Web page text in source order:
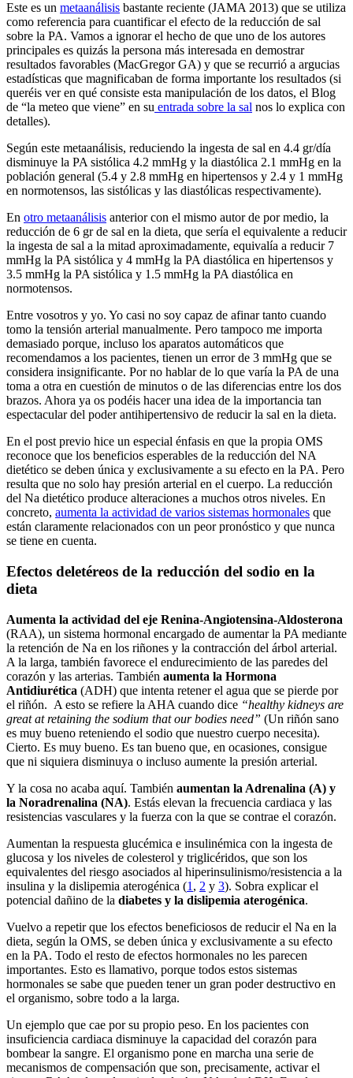
Este es un metaanálisis bastante reciente (JAMA 2013) que se utiliza
como referencia para cuantificar el efecto de la reducción de sal
sobre la PA. Vamos a ignorar el hecho de que uno de los autores
principales es quizás la persona más interesada en demostrar
resultados favorables (MacGregor GA) y que se recurrió a argucias
estadísticas que magnificaban de forma importante los resultados (si
queréis ver en qué consiste esta manipulación de los datos, el Blog
de “la meteo que viene” en su entrada sobre la sal nos lo explica con
detalles).
Según este metaanálisis, reduciendo la ingesta de sal en 4.4 gr/día
disminuye la PA sistólica 4.2 mmHg y la diastólica 2.1 mmHg en la
población general (5.4 y 2.8 mmHg en hipertensos y 2.4 y 1 mmHg
en normotensos, las sistólicas y las diastólicas respectivamente).
En otro metaanálisis anterior con el mismo autor de por medio, la
reducción de 6 gr de sal en la dieta, que sería el equivalente a reducir
la ingesta de sal a la mitad aproximadamente, equivalía a reducir 7
mmHg la PA sistólica y 4 mmHg la PA diastólica en hipertensos y
3.5 mmHg la PA sistólica y 1.5 mmHg la PA diastólica en
normotensos.
Entre vosotros y yo. Yo casi no soy capaz de afinar tanto cuando
tomo la tensión arterial manualmente. Pero tampoco me importa
demasiado porque, incluso los aparatos automáticos que
recomendamos a los pacientes, tienen un error de 3 mmHg que se
considera insignificante. Por no hablar de lo que varía la PA de una
toma a otra en cuestión de minutos o de las diferencias entre los dos
brazos. Ahora ya os podéis hacer una idea de la importancia tan
espectacular del poder antihipertensivo de reducir la sal en la dieta.
En el post previo hice un especial énfasis en que la propia OMS
reconoce que los beneficios esperables de la reducción del NA
dietético se deben única y exclusivamente a su efecto en la PA. Pero
resulta que no solo hay presión arterial en el cuerpo. La reducción
del Na dietético produce alteraciones a muchos otros niveles. En
concreto, aumenta la actividad de varios sistemas hormonales que
están claramente relacionados con un peor pronóstico y que nunca
se tiene en cuenta.
Efectos deletéreos de la reducción del sodio en la
dieta
Aumenta la actividad del eje Renina-Angiotensina-Aldosterona
(RAA), un sistema hormonal encargado de aumentar la PA mediante
la retención de Na en los riñones y la contracción del árbol arterial.
A la larga, también favorece el endurecimiento de las paredes del
corazón y las arterias. También aumenta la Hormona
Antidiurética (ADH) que intenta retener el agua que se pierde por
el riñón. A esto se refiere la AHA cuando dice “healthy kidneys are
great at retaining the sodium that our bodies need” (Un riñón sano
es muy bueno reteniendo el sodio que nuestro cuerpo necesita).
Cierto. Es muy bueno. Es tan bueno que, en ocasiones, consigue
que ni siquiera disminuya o incluso aumente la presión arterial.
Y la cosa no acaba aquí. También aumentan la Adrenalina (A) y
la Noradrenalina (NA). Estás elevan la frecuencia cardiaca y las
resistencias vasculares y la fuerza con la que se contrae el corazón.
Aumentan la respuesta glucémica e insulinémica con la ingesta de
glucosa y los niveles de colesterol y triglicéridos, que son los
equivalentes del riesgo asociados al hiperinsulinismo/resistencia a la
insulina y la dislipemia aterogénica (1 , 2 y 3). Sobra explicar el
potencial dañino de la diabetes y la dislipemia aterogénica.
Vuelvo a repetir que los efectos beneficiosos de reducir el Na en la
dieta, según la OMS, se deben única y exclusivamente a su efecto
en la PA. Todo el resto de efectos hormonales no les parecen
importantes. Esto es llamativo, porque todos estos sistemas
hormonales se sabe que pueden tener un gran poder destructivo en
el organismo, sobre todo a la larga.
Un ejemplo que cae por su propio peso. En los pacientes con
insuficiencia cardiaca disminuye la capacidad del corazón para
bombear la sangre. El organismo pone en marcha una serie de
mecanismos de compensación que son, precisamente, activar el